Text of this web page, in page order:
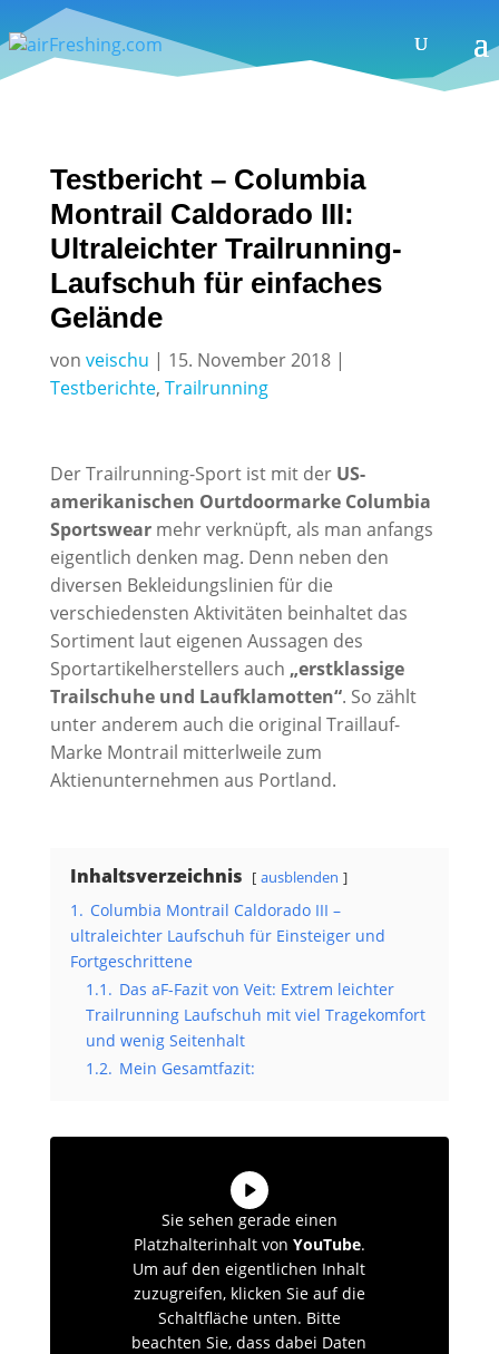
Testbericht – Columbia
Montrail Caldorado III:
Ultraleichter Trailrunning-
Laufschuh für einfaches
Gelände
von veischu | 15. November 2018|
Testberichte, Trailrunning
Der Trailrunning-Sport ist mit der US-
amerikanischen Ourtdoormarke Columbia
Sportswearmehr verknüpft, als man anfangs
eigentlich denken mag. Denn neben den
diversen Bekleidungslinien für die
verschiedensten Aktivitäten beinhaltet das
Sortiment laut eigenen Aussagen des
Sportartikelherstellers auch „erstklassige
Trailschuhe und Laufklamotten“. So zählt
unter anderem auch die original Traillauf-
Marke Montrail mitterlweile zum
Aktienunternehmen aus Portland.
Inhaltsverzeichnis ausblenden
1. Columbia Montrail Caldorado III –
ultraleichter Laufschuh für Einsteiger und
Fortgeschrittene
1.1. Das aF-Fazit von Veit: Extrem leichter
Trailrunning Laufschuh mit viel Tragekomfort
und wenig Seitenhalt
1.2. Mein Gesamtfazit:
Sie sehen gerade einen
Platzhalterinhalt von YouTube.
Um auf den eigentlichen Inhalt
zuzugreifen, klicken Sie auf die
Schaltfläche unten. Bitte
beachten Sie, dass dabei Daten